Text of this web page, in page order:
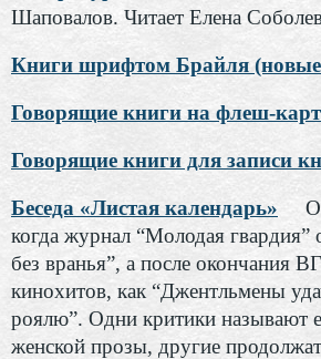
Шаповалов. Читает Елена
Книги шрифтом Брайля (новые
Говорящие книги на флеш-
Говорящие книги для записи
Беседа «Листая календарь»
когда журнал “Молодая гвардия”
без вранья”, а после окончания
кинохитов, как “Джентльмены
роялю”. Одни критики называют
женской прозы, другие